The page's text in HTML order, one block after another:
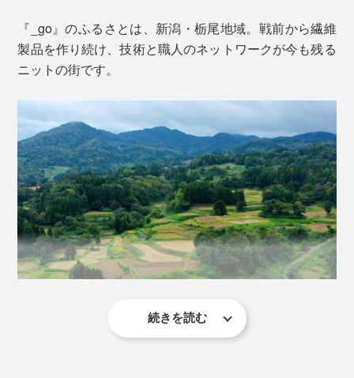
荷物を軽く、コンパクトに。さらには目にも楽しく。
『_go』が、あなたのカバンの中の景色をガラッと変え
ます。
コンパクトサイズのカメラから一眼レフカメラ、大型レ
ンズ…、大きさも形も違うカメラが約16×19.5cmの長方
形のニットの中にすっぽり。
ストラップをつけたまま収納できて、着脱も簡単。専用
ケースのようにかさばることもありません。
『_go』のふるさとは、新潟・栃尾地域。戦前から繊維
製品を作り続け、技術と職人のネットワークが今も残る
ニットの街です。
その栃尾地域で生まれ育ったプロダクトエンジニアの白
続きを読む